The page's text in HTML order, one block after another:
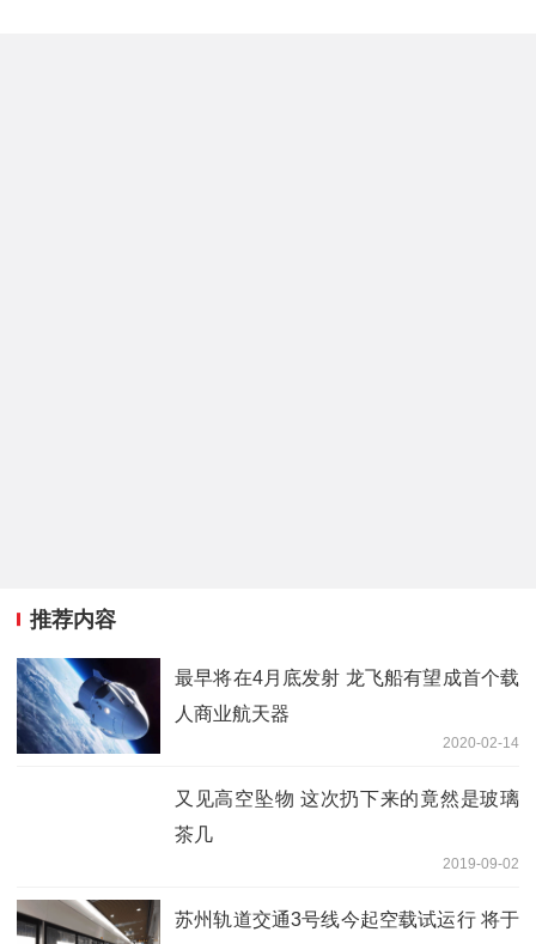
推荐内容
最早将在4月底发射 龙飞船有望成首个载
人商业航天器
2020-02-14
又见高空坠物 这次扔下来的竟然是玻璃
茶几
2019-09-02
苏州轨道交通3号线今起空载试运行 将于